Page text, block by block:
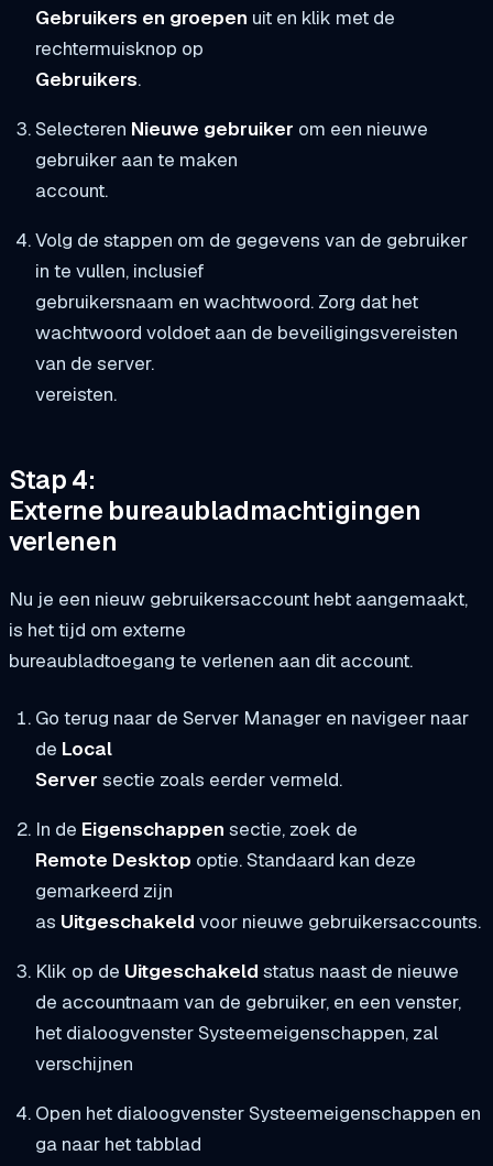
Gebruikers en groepen uit en klik met de
rechtermuisknop op
Gebruikers.
Selecteren Nieuwe gebruiker om een nieuwe
gebruiker aan te maken
account.
Volg de stappen om de gegevens van de gebruiker
in te vullen, inclusief
gebruikersnaam en wachtwoord. Zorg dat het
wachtwoord voldoet aan de beveiligingsvereisten
van de server.
vereisten.
Stap 4:
Externe bureaubladmachtigingen
verlenen
Nu je een nieuw gebruikersaccount hebt aangemaakt,
is het tijd om externe
bureaubladtoegang te verlenen aan dit account.
Go terug naar de Server Manager en navigeer naar
de Local
Server sectie zoals eerder vermeld.
In de Eigenschappen sectie, zoek de
Remote Desktop optie. Standaard kan deze
gemarkeerd zijn
as Uitgeschakeld voor nieuwe gebruikersaccounts.
Klik op de Uitgeschakeld status naast de nieuwe
de accountnaam van de gebruiker, en een venster,
het dialoogvenster Systeemeigenschappen, zal
verschijnen
Open het dialoogvenster Systeemeigenschappen en
ga naar het tabblad